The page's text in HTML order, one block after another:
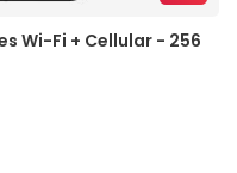
Wi-Fi + Cellular - 256